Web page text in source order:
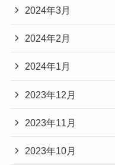
2024年3月
2024年2月
2024年1月
2023年12月
2023年11月
2023年10月